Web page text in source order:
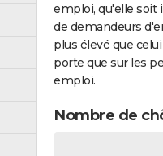
emploi, qu'elle soit
de demandeurs
plus élevé que
porte que sur les
emploi.
Nombre de